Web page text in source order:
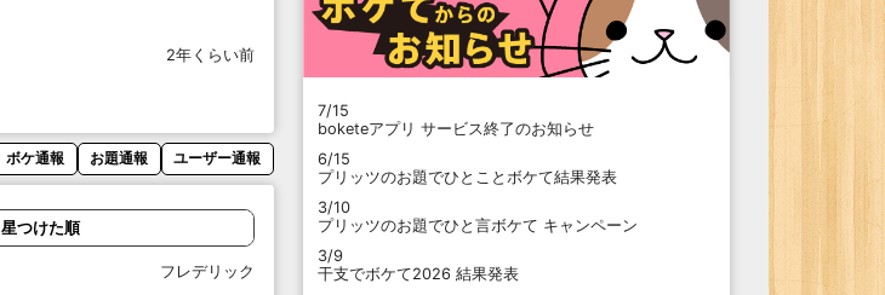
2年くらい前
ボケ通報 お題通報 ユーザー通報
星つけた順
フレデリック
7/15
boketeアプリ サービス終了のお知らせ
6/15
プリッツのお題でひとことボケて結果発表
3/10
プリッツのお題でひと言ボケて キャンペーン
3/9
干支でボケて2026 結果発表